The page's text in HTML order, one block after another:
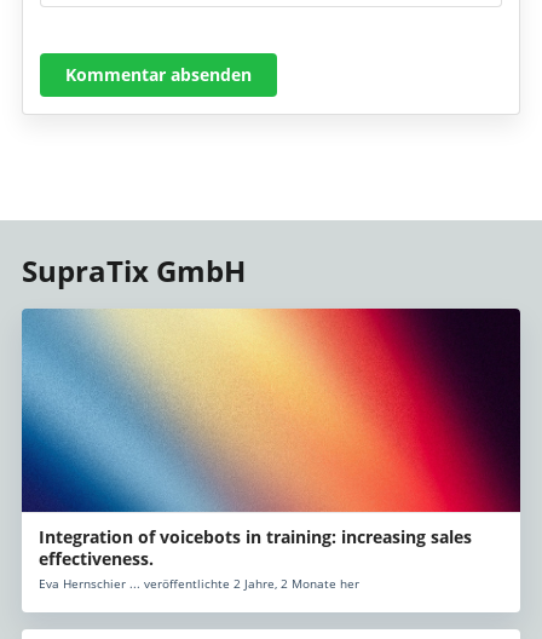
Kommentar absenden
SupraTix GmbH
Integration of voicebots in training: increasing sales
effectiveness.
Eva Hernschier ... veröffentlichte 2 Jahre, 2 Monate her